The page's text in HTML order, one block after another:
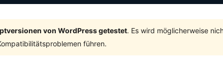
von WordPress getestet. Es wird möglicherweise
führen.